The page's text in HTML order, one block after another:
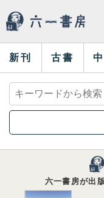
新刊 古書
六一書房が出